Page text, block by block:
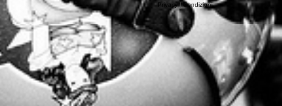
Privacy | Condizioni